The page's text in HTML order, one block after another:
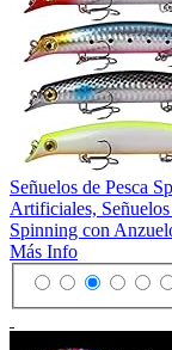
Señuelos de Pesca
Artificiales,
Spinning con
Más Info